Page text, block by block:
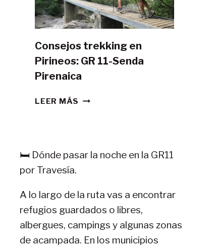
DE
CAMPAÑA?
Consejos trekking en
Pirineos: GR 11-Senda
Pirenaica
LEER MÁS CONSEJOS
11-
🛏️ Dónde pasar la noche en la GR11
por Travesía.
A lo largo de la ruta vas a encontrar
refugios guardados o libres,
albergues, campings y algunas zonas
de acampada. En los municipios